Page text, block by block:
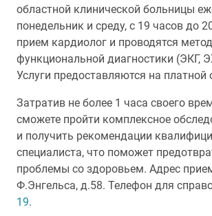
областной клинической больницы
понедельник и среду, с 19 часов до
прием кардиолог и проводятся
функциональной диагностики (ЭКГ,
Услуги предоставляются на платной
Затратив не более 1 часа своего
сможете пройти комплексное
и получить рекомендации
специалиста, что поможет
проблемы со здоровьем. Адрес
Ф.Энгельса, д.58. Телефон для
19.